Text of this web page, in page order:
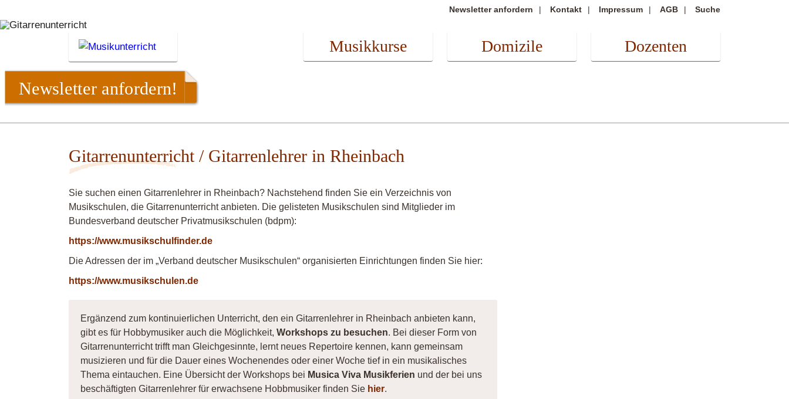
Newsletter anfordern Kontakt Impressum AGB Suche
Musikkurse Domizile Dozenten
Newsletter anfordern!
Gitarrenunterricht / Gitarrenlehrer in Rheinbach
Sie suchen einen Gitarrenlehrer in Rheinbach? Nachstehend finden Sie ein Verzeichnis von
Musikschulen, die Gitarrenunterricht anbieten. Die gelisteten Musikschulen sind Mitglieder im
Bundesverband deutscher Privatmusikschulen (bdpm):
https://www.musikschulfinder.de
Die Adressen der im „Verband deutscher Musikschulen“ organisierten Einrichtungen finden Sie hier:
https://www.musikschulen.de
Ergänzend zum kontinuierlichen Unterricht, den ein Gitarrenlehrer in Rheinbach anbieten kann,
gibt es für Hobbymusiker auch die Möglichkeit, Workshops zu besuchen. Bei dieser Form von
Gitarrenunterricht trifft man Gleichgesinnte, lernt neues Repertoire kennen, kann gemeinsam
musizieren und für die Dauer eines Wochenendes oder einer Woche tief in ein musikalisches
Thema eintauchen. Eine Übersicht der Workshops bei Musica Viva Musikferien und der bei uns
beschäftigten Gitarrenlehrer für erwachsene Hobbmusiker finden Sie hier.